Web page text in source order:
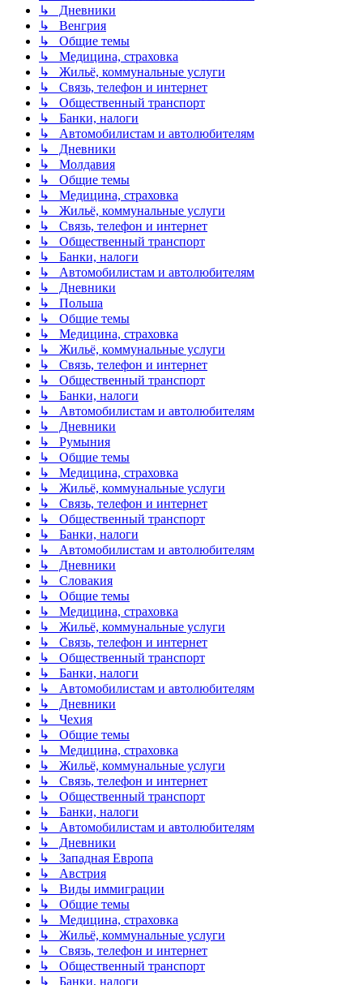
↳ Дневники
↳ Венгрия
↳ Общие темы
↳ Медицина, страховка
↳ Жильё, коммунальные услуги
↳ Связь, телефон и интернет
↳ Общественный транспорт
↳ Банки, налоги
↳ Автомобилистам и автолюбителям
↳ Дневники
↳ Молдавия
↳ Общие темы
↳ Медицина, страховка
↳ Жильё, коммунальные услуги
↳ Связь, телефон и интернет
↳ Общественный транспорт
↳ Банки, налоги
↳ Автомобилистам и автолюбителям
↳ Дневники
↳ Польша
↳ Общие темы
↳ Медицина, страховка
↳ Жильё, коммунальные услуги
↳ Связь, телефон и интернет
↳ Общественный транспорт
↳ Банки, налоги
↳ Автомобилистам и автолюбителям
↳ Дневники
↳ Румыния
↳ Общие темы
↳ Медицина, страховка
↳ Жильё, коммунальные услуги
↳ Связь, телефон и интернет
↳ Общественный транспорт
↳ Банки, налоги
↳ Автомобилистам и автолюбителям
↳ Дневники
↳ Словакия
↳ Общие темы
↳ Медицина, страховка
↳ Жильё, коммунальные услуги
↳ Связь, телефон и интернет
↳ Общественный транспорт
↳ Банки, налоги
↳ Автомобилистам и автолюбителям
↳ Дневники
↳ Чехия
↳ Общие темы
↳ Медицина, страховка
↳ Жильё, коммунальные услуги
↳ Связь, телефон и интернет
↳ Общественный транспорт
↳ Банки, налоги
↳ Автомобилистам и автолюбителям
↳ Дневники
↳ Западная Европа
↳ Австрия
↳ Виды иммиграции
↳ Общие темы
↳ Медицина, страховка
↳ Жильё, коммунальные услуги
↳ Связь, телефон и интернет
↳ Общественный транспорт
↳ Банки, налоги